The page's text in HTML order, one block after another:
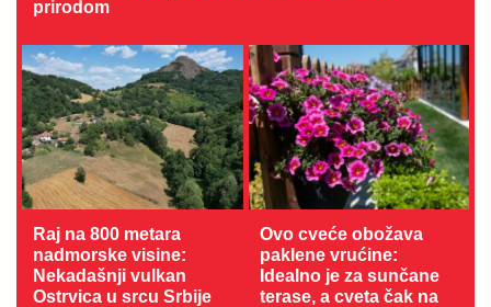
prirodom
Raj na 800 metara
nadmorske visine:
Nekadašnji vulkan
Ostrvica u srcu Srbije
Ovo cveće obožava
paklene vrućine:
Idealno je za sunčane
terase, a cveta čak na